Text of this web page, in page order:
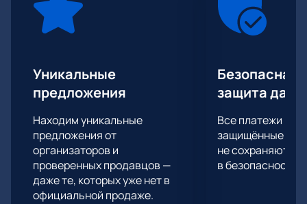
знаменитой поп-группы «Руки вверх». Почитатели их
творчества смогут потанцевать не только под знакомые
Уникальные
предложения
Находим уникальные
предложения от
организаторов и
проверенных продавцов —
даже те, которых уже нет в
официальной продаже.
Безопасная
защита
Все платежи
защищённые
не сохраняются
в безопасности.